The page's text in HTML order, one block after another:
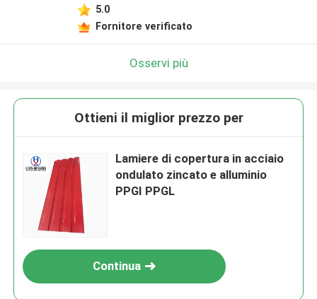
5.0
Fornitore verificato
Osservi più
Ottieni il miglior prezzo per
Lamiere di copertura in acciaio
ondulato zincato e alluminio
PPGI PPGL
Continua